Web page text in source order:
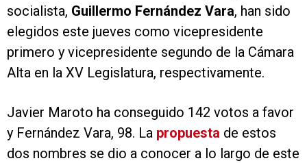
socialista, Guillermo Fernández Vara, han sido
elegidos este jueves como vicepresidente
primero y vicepresidente segundo de la Cámara
Alta en la XV Legislatura, respectivamente.
Javier Maroto ha conseguido 142 votos a favor
y Fernández Vara, 98. La propuesta de estos
dos nombres se dio a conocer a lo largo de este